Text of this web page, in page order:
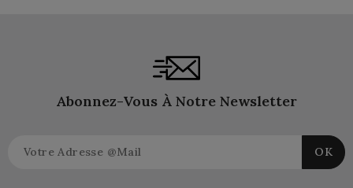
Abonnez-Vous À Notre Newsletter